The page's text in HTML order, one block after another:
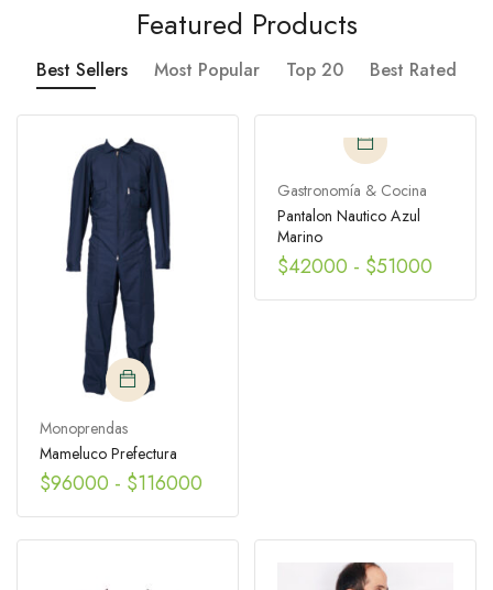
Featured Products
Best Sellers Most Popular Top 20 Best Rated
Monoprendas
Mameluco Prefectura
$96000 - $116000
Gastronomía & Cocina
Pantalon Nautico Azul
Marino
$42000 - $51000